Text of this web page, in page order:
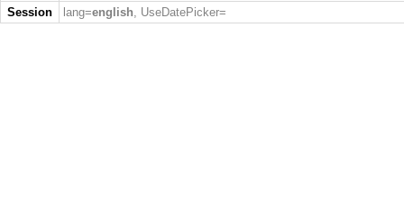
Session lang=english, UseDatePicker=